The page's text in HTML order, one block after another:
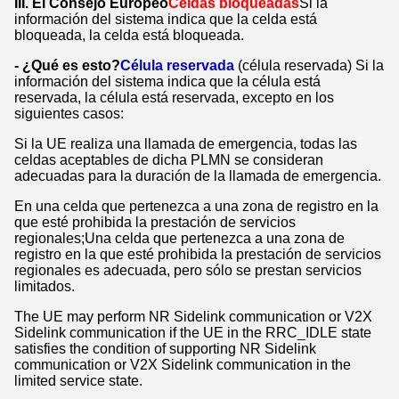
información del sistema indica que la celda está
bloqueada, la celda está bloqueada.
- ¿Qué es esto?Célula reservada (célula reservada) Si la
información del sistema indica que la célula está
reservada, la célula está reservada, excepto en los
siguientes casos:
Si la UE realiza una llamada de emergencia, todas las
celdas aceptables de dicha PLMN se consideran
adecuadas para la duración de la llamada de emergencia.
En una celda que pertenezca a una zona de registro en la
que esté prohibida la prestación de servicios
regionales;Una celda que pertenezca a una zona de
registro en la que esté prohibida la prestación de servicios
regionales es adecuada, pero sólo se prestan servicios
limitados.
The UE may perform NR Sidelink communication or V2X
Sidelink communication if the UE in the RRC_IDLE state
satisfies the condition of supporting NR Sidelink
communication or V2X Sidelink communication in the
limited service state.